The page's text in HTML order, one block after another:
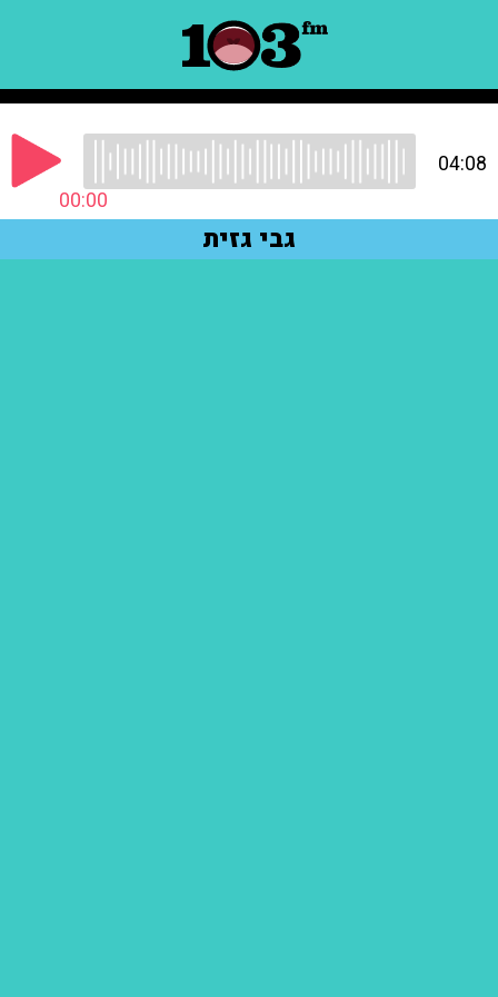
00:00
04:08
גבי גזית